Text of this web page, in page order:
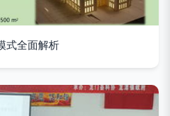
式全面解析